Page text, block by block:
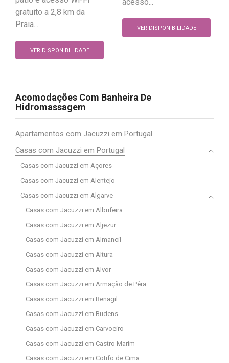
gratuito a 2,8 km da
Praia...
VER DISPONIBILIDADE
VER DISPONIBILIDADE
Acomodações Com Banheira De
Hidromassagem
Apartamentos com Jacuzzi em Portugal
Casas com Jacuzzi em Portugal
Casas com Jacuzzi em Açores
Casas com Jacuzzi em Alentejo
Casas com Jacuzzi em Algarve
Casas com Jacuzzi em Albufeira
Casas com Jacuzzi em Aljezur
Casas com Jacuzzi em Almancil
Casas com Jacuzzi em Altura
Casas com Jacuzzi em Alvor
Casas com Jacuzzi em Armação de Pêra
Casas com Jacuzzi em Benagil
Casas com Jacuzzi em Budens
Casas com Jacuzzi em Carvoeiro
Casas com Jacuzzi em Castro Marim
Casas com Jacuzzi em Cotifo de Cima